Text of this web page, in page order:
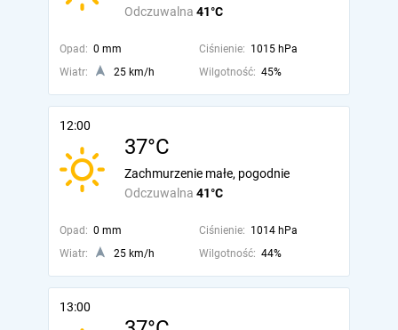
Odczuwalna 41°C
Opad: 0 mm Ciśnienie: 1015 hPa
Wiatr:
25 km/h Wilgotność: 45%
12:00
37°C
Odczuwalna 41°C
Zachmurzenie małe, pogodnie
Opad: 0 mm Ciśnienie: 1014 hPa
Wiatr:
25 km/h Wilgotność: 44%
13:00